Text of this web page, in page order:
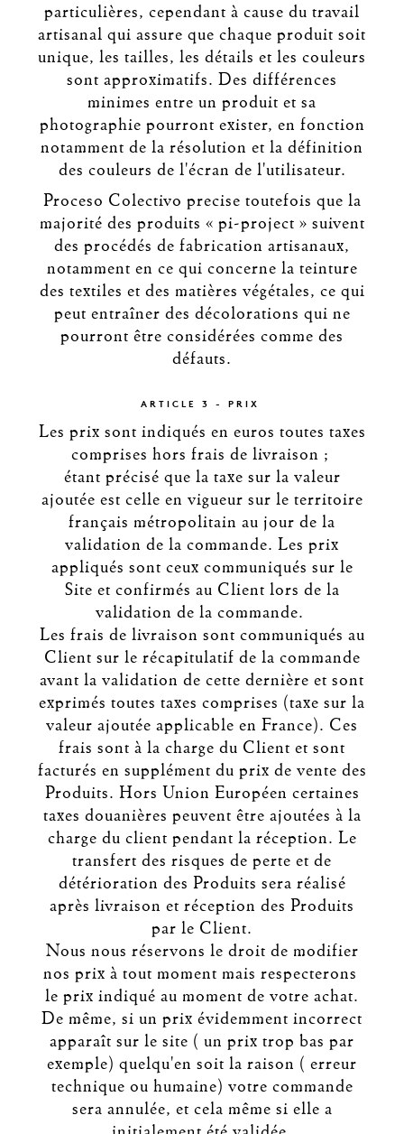
particulières, cependant à cause du travail
artisanal qui assure que chaque produit soit
unique, les tailles, les détails et les couleurs
sont approximatifs. Des différences
minimes entre un produit et sa
photographie pourront exister, en fonction
notamment de la résolution et la définition
des couleurs de l'écran de l'utilisateur.
Proceso Colectivo precise toutefois que la
majorité des produits « pi-project » suivent
des procédés de fabrication artisanaux,
notamment en ce qui concerne la teinture
des textiles et des matières végétales, ce qui
peut entraîner des décolorations qui ne
pourront être considérées comme des
défauts.
ARTICLE 3 - PRIX
Les prix sont indiqués en euros toutes taxes
comprises hors frais de livraison ;
étant précisé que la taxe sur la valeur
ajoutée est celle en vigueur sur le territoire
français métropolitain au jour de la
validation de la commande. Les prix
appliqués sont ceux communiqués sur le
Site et confirmés au Client lors de la
validation de la commande.
Les frais de livraison sont communiqués au
Client sur le récapitulatif de la commande
avant la validation de cette dernière et sont
exprimés toutes taxes comprises (taxe sur la
valeur ajoutée applicable en France). Ces
frais sont à la charge du Client et sont
facturés en supplément du prix de vente des
Produits. Hors Union Européen certaines
taxes douanières peuvent être ajoutées à la
charge du client pendant la réception. Le
transfert des risques de perte et de
détérioration des Produits sera réalisé
après livraison et réception des Produits
par le Client.
Nous nous réservons le droit de modifier
nos prix à tout moment mais respecterons
le prix indiqué au moment de votre achat.
De même, si un prix évidemment incorrect
apparaît sur le site ( un prix trop bas par
exemple) quelqu'en soit la raison ( erreur
technique ou humaine) votre commande
sera annulée, et cela même si elle a